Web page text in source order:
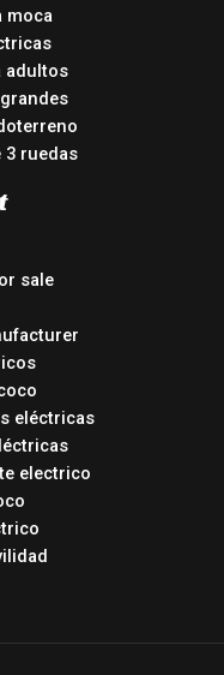
moca
adultos
ruedas
sale
eléctricas
electrico